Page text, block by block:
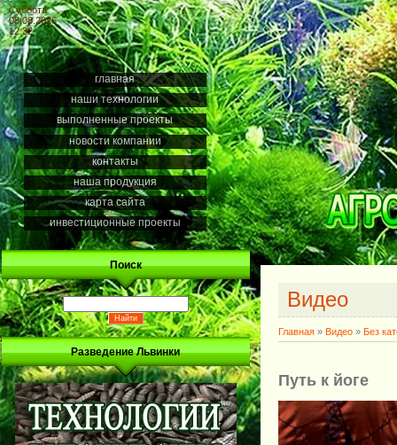
Суббота
08.08.2026
12:32
главная
наши технологии
выполненные проекты
новости компании
контакты
наша продукция
карта сайта
инвестиционные проекты
Поиск
Разведение Львинки
Видео
Главная » Видео » Без
Путь к йоге